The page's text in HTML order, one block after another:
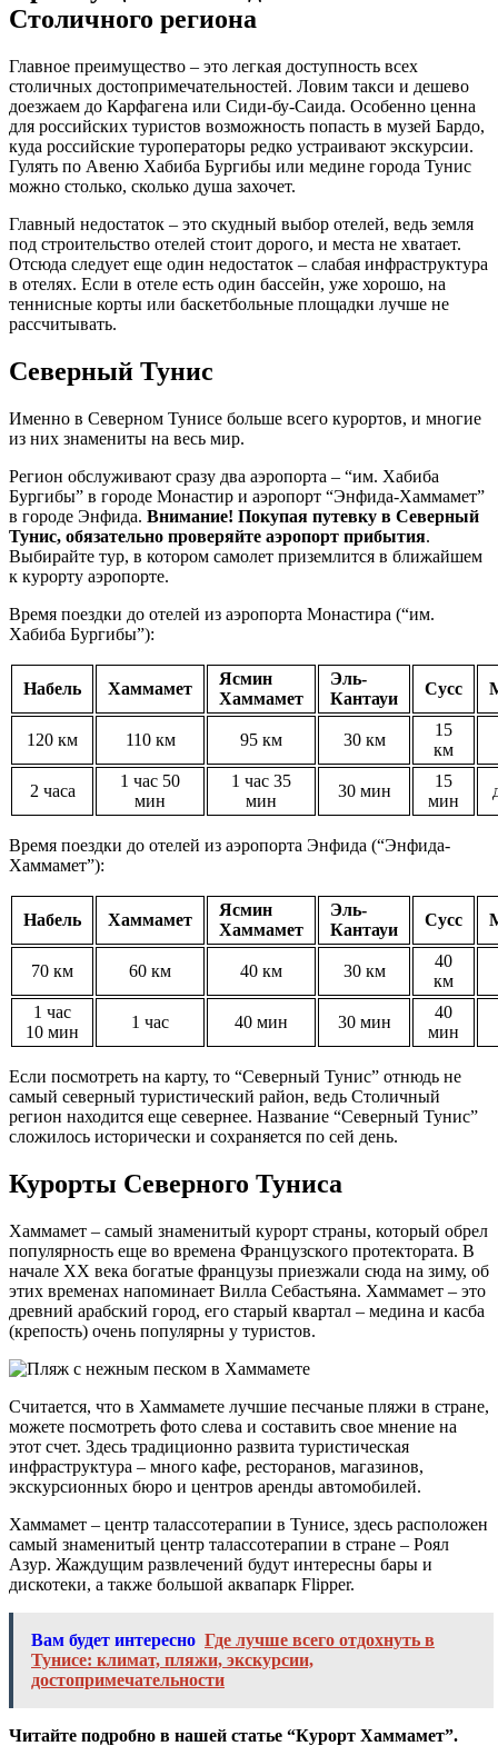
Столичного региона
Главное преимущество – это легкая доступность всех
столичных достопримечательностей. Ловим такси и дешево
доезжаем до Карфагена или Сиди-бу-Саида. Особенно ценна
для российских туристов возможность попасть в музей Бардо,
куда российские туроператоры редко устраивают экскурсии.
Гулять по Авеню Хабиба Бургибы или медине города Тунис
можно столько, сколько душа захочет.
Главный недостаток – это скудный выбор отелей, ведь земля
под строительство отелей стоит дорого, и места не хватает.
Отсюда следует еще один недостаток – слабая инфраструктура
в отелях. Если в отеле есть один бассейн, уже хорошо, на
теннисные корты или баскетбольные площадки лучше не
рассчитывать.
Северный Тунис
Именно в Северном Тунисе больше всего курортов, и многие
из них знамениты на весь мир.
Регион обслуживают сразу два аэропорта – “им. Хабиба
Бургибы” в городе Монастир и аэропорт “Энфида-Хаммамет”
в городе Энфида. Внимание! Покупая путевку в Северный
Тунис, обязательно проверяйте аэропорт прибытия.
Выбирайте тур, в котором самолет приземлится в ближайшем
к курорту аэропорте.
Время поездки до отелей из аэропорта Монастира (“им.
Хабиба Бургибы”):
Набель Хаммамет
Ясмин
Хаммамет
Эль-
Кантауи
Сусс
120 км 110 км 95 км 30 км
15
км
2 часа
1 час 50
мин
1 час 35
мин
30 мин
15
мин
Время поездки до отелей из аэропорта Энфида (“Энфида-
Хаммамет”):
Набель Хаммамет
Ясмин
Хаммамет
Эль-
Кантауи
Сусс
70 км 60 км 40 км 30 км
40
км
1 час
10 мин
1 час 40 мин 30 мин
40
мин
Если посмотреть на карту, то “Северный Тунис” отнюдь не
самый северный туристический район, ведь Столичный
регион находится еще севернее. Название “Северный Тунис”
сложилось исторически и сохраняется по сей день.
Курорты Северного Туниса
Хаммамет – самый знаменитый курорт страны, который обрел
популярность еще во времена Французского протектората. В
начале XX века богатые французы приезжали сюда на зиму, об
этих временах напоминает Вилла Себастьяна. Хаммамет – это
древний арабский город, его старый квартал – медина и касба
(крепость) очень популярны у туристов.
Считается, что в Хаммамете лучшие песчаные пляжи в стране,
можете посмотреть фото слева и составить свое мнение на
этот счет. Здесь традиционно развита туристическая
инфраструктура – много кафе, ресторанов, магазинов,
экскурсионных бюро и центров аренды автомобилей.
Хаммамет – центр талассотерапии в Тунисе, здесь расположен
самый знаменитый центр талассотерапии в стране – Роял
Азур. Жаждущим развлечений будут интересны бары и
дискотеки, а также большой аквапарк Flipper.
Вам будет интересно Где лучше всего отдохнуть в
Тунисе: климат, пляжи, экскурсии,
достопримечательности
Читайте подробно в нашей статье “Курорт Хаммамет”.